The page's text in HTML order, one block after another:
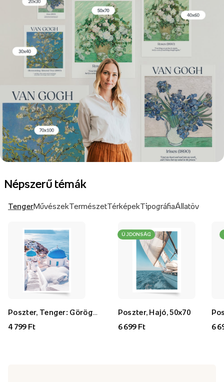
Népszerű témák
TengerMűvészekTermészetTérképekTipográfiaÁllatöv
4 799 Ft
ÚJDONSÁG
Poszter, Hajó, 50x70
6 699 Ft
6